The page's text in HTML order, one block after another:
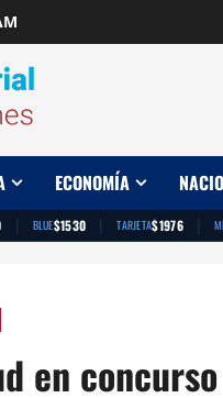
ECONOMÍA
| BLUE$1530 | TARJETA$1976 |
en